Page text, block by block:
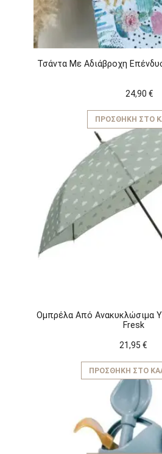
Τσάντα Με Αδιάβροχη
24,90 €
ΠΡΟΣΘΉΚΗ ΣΤΟ
Ομπρέλα Από Ανακυκλώσιμα
Fresk
21,95 €
ΠΡΟΣΘΉΚΗ ΣΤΟ